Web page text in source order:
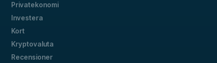
Privatekonomi
Investera
Kort
Kryptovaluta
Recensioner